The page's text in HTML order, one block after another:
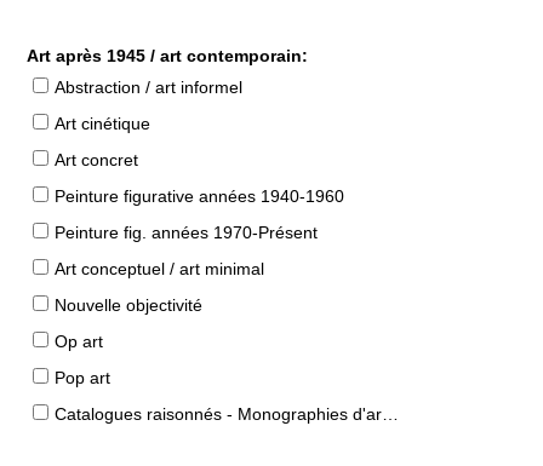
Art après 1945 / art contemporain:
Abstraction / art informel
Art cinétique
Art concret
Peinture figurative années 1940-1960
Peinture fig. années 1970-Présent
Art conceptuel / art minimal
Nouvelle objectivité
Op art
Pop art
Catalogues raisonnés - Monographies d'artistes